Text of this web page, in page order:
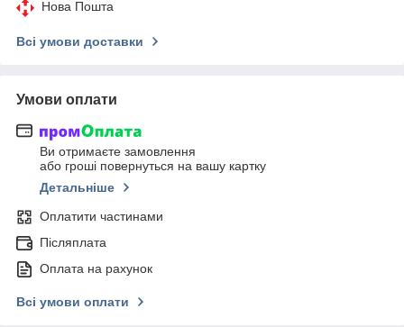
Нова Пошта
Всі умови доставки
Умови оплати
Ви отримаєте замовлення
або гроші повернуться на вашу картку
Детальніше
Оплатити частинами
Післяплата
Оплата на рахунок
Всі умови оплати